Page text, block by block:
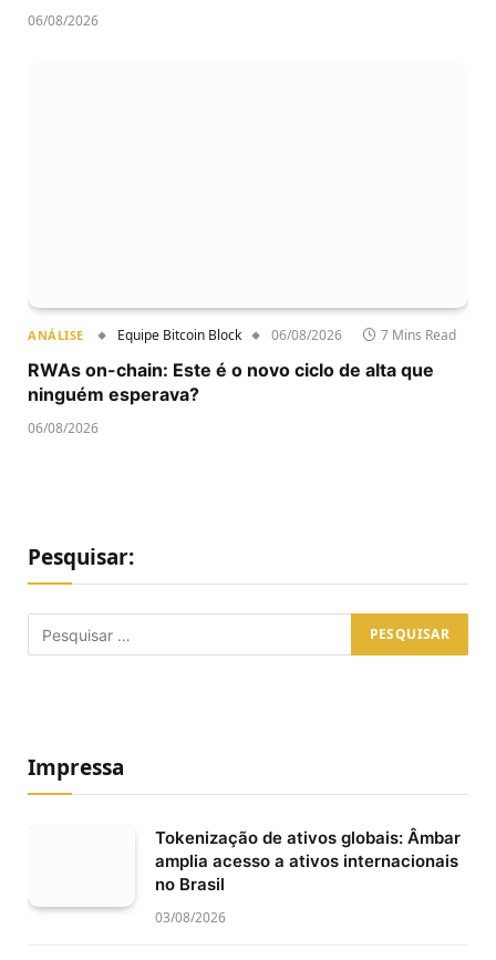
06/08/2026
ANÁLISE Equipe Bitcoin Block 06/08/2026 7 Mins Read
RWAs on-chain: Este é o novo ciclo de alta que
ninguém esperava?
06/08/2026
Pesquisar:
Impressa
Tokenização de ativos globais: Âmbar
amplia acesso a ativos internacionais
no Brasil
03/08/2026